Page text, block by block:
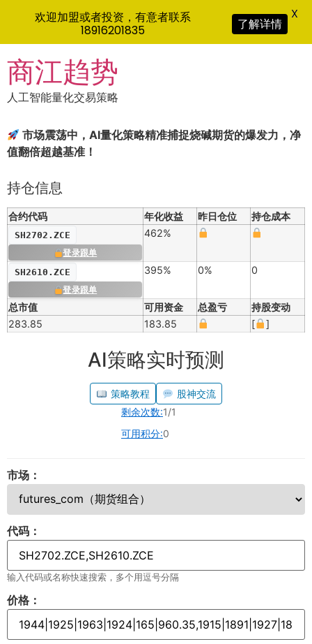
to
content
商江趋势
人工智能量化交易策略
市场震荡中，AI量化策略精准捕捉烧碱期货的爆发力，净
值翻倍超越基准！
持仓信息
合约代码 年化收益 昨日仓位 持仓成本
SH2702.ZCE
登录跟单
462%
SH2610.ZCE
登录跟单
395% 0% 0
总市值 可用资金 总盈亏
持股变动
283.85
183.85 [ ]
AI策略实时预测
策略教程
股神交流
剩余次数:1/1
可用积分:0
市场：
代码：
输入代码或名称快速搜索，多个用逗号分隔
价格：
欢迎加盟或者投资，有意者联系
18916201835
了解详情
X